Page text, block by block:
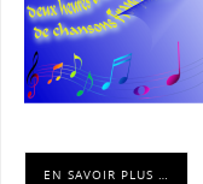
EN SAVOIR PLUS …